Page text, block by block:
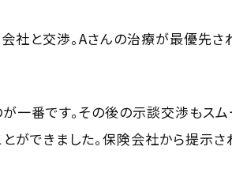
社と交渉。Aさんの治療が最優先さ
一番です。その後の示談交渉もス
ができました。保険会社から提示さ